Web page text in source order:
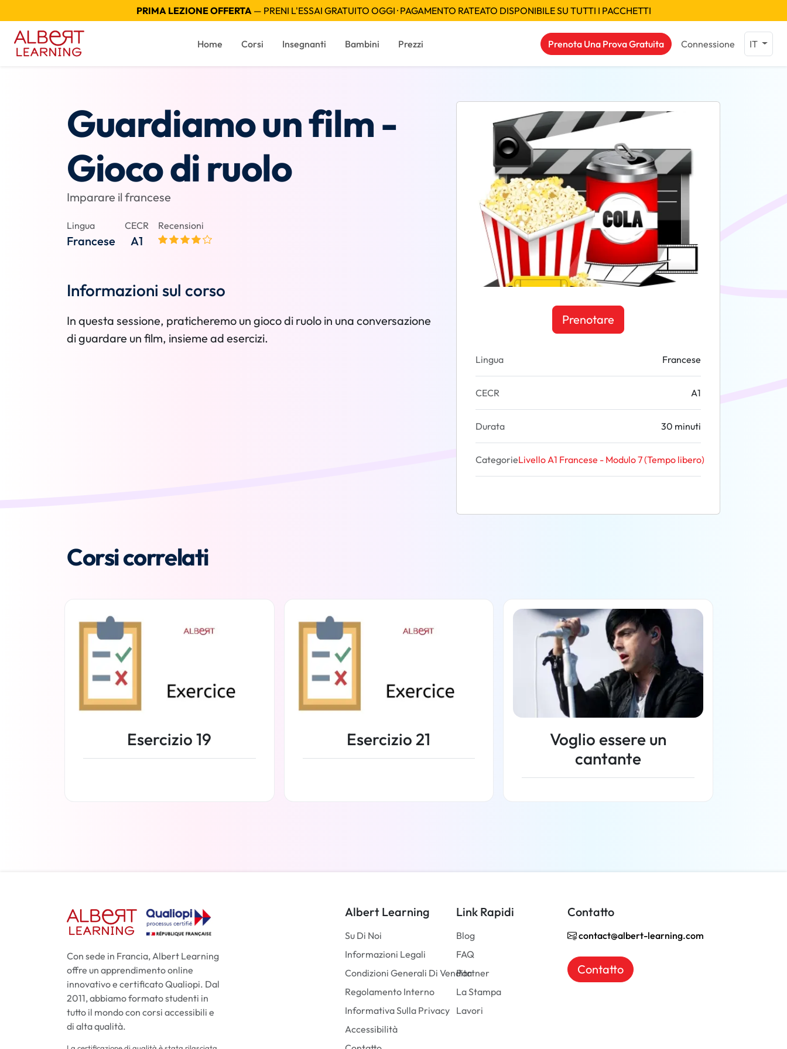
PRIMA LEZIONE OFFERTA— PRENI L'ESSAI GRATUITO OGGI · PAGAMENTO RATEATO DISPONIBILE SU TUTTI I PACCHETTI
Home Corsi Insegnanti Bambini Prezzi Prenota Una Prova Gratuita Connessione IT
Guardiamo un film -
Gioco di ruolo
Imparare il francese
Lingua
Francese
CECR
A1
Recensioni
Informazioni sul corso
In questa sessione, praticheremo un gioco di ruolo in una conversazione
di guardare un film, insieme ad esercizi.
Prenotare
Lingua Francese
CECR A1
Durata 30 minuti
CategorieLivello A1 Francese - Modulo 7 (Tempo libero)
Corsi correlati
Esercizio 19 Esercizio 21
Voglio essere un
cantante
Con sede in Francia, Albert Learning
offre un apprendimento online
innovativo e certificato Qualiopi. Dal
2011, abbiamo formato studenti in
tutto il mondo con corsi accessibili e
di alta qualità.
Albert Learning
Su Di Noi
Informazioni Legali
Condizioni Generali Di Vendita
Regolamento Interno
Informativa Sulla Privacy
Accessibilità
Link Rapidi
Blog
FAQ
Partner
La Stampa
Lavori
Contatto
contact@albert-learning.com
Contatto